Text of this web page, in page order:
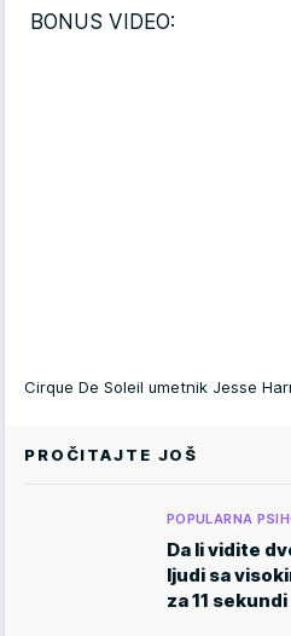
BONUS VIDEO:
Cirque De Soleil umetnik Jesse
PROČITAJTE JOŠ
POPULARNA
Da li vidite
ljudi sa
za 11 sekundi